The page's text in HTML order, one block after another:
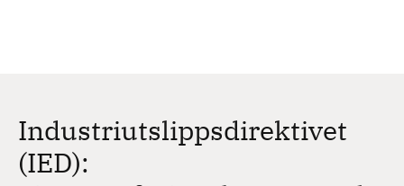
Industriutslippsdirektivet
(IED):